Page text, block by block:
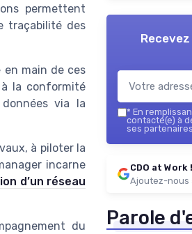
permettent
traçabilité des
en main de ces
à la conformité
via la
à piloter la
incarne
d’un réseau
du
* En
contacté(e) à
ses
CDO at Work !
Ajoutez-nous
Parole